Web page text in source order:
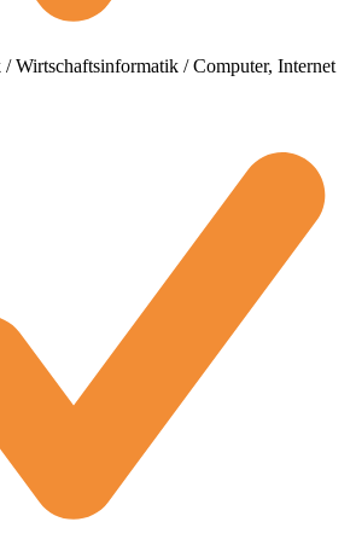
Wirtschaftsinformatik / Computer, Internet